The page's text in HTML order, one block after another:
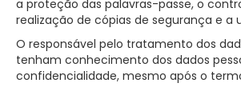
a proteção das palavras-passe, o
realização de cópias de segurança e a
O responsável pelo tratamento dos
tenham conhecimento dos dados
confidencialidade, mesmo após o